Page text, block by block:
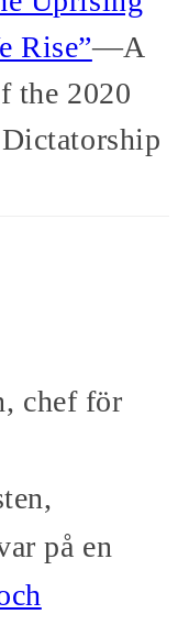
Rise”—A
the 2020
chef för
på en